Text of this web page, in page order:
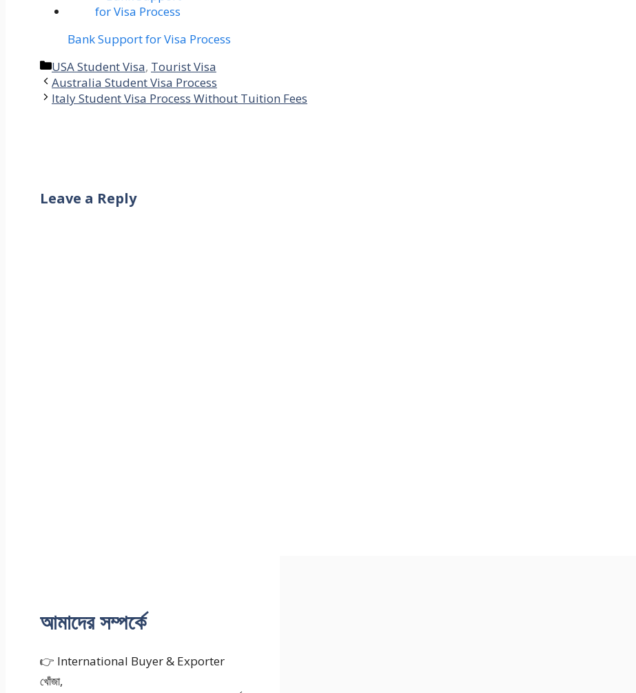
Bank Support for Visa Process
Categories
USA Student Visa, Tourist Visa
Australia Student Visa Process
Italy Student Visa Process Without Tuition Fees
Leave a Reply
আমাদের সম্পর্কে
👉 International Buyer & Exporter
খোঁজা,